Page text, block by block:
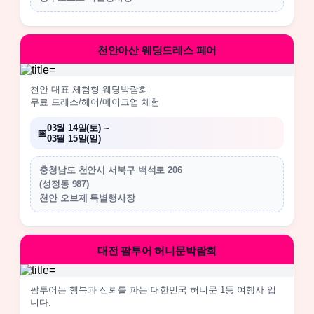
천안아산 웨딩드레스 페어
천안 대표 체험형 웨딩박람회
무료 드레스/헤어/메이크업 체험
03월 14일(토) ~
03월 15일(일)
충청남도 천안시 서북구 백석로 206
(성정동 987)
천안 오브제 특별행사장
대전 팜투어 허니문박람회
팜투어는 행복과 신뢰를 파는 대한민국 허니문 1등 여행사 입
니다.